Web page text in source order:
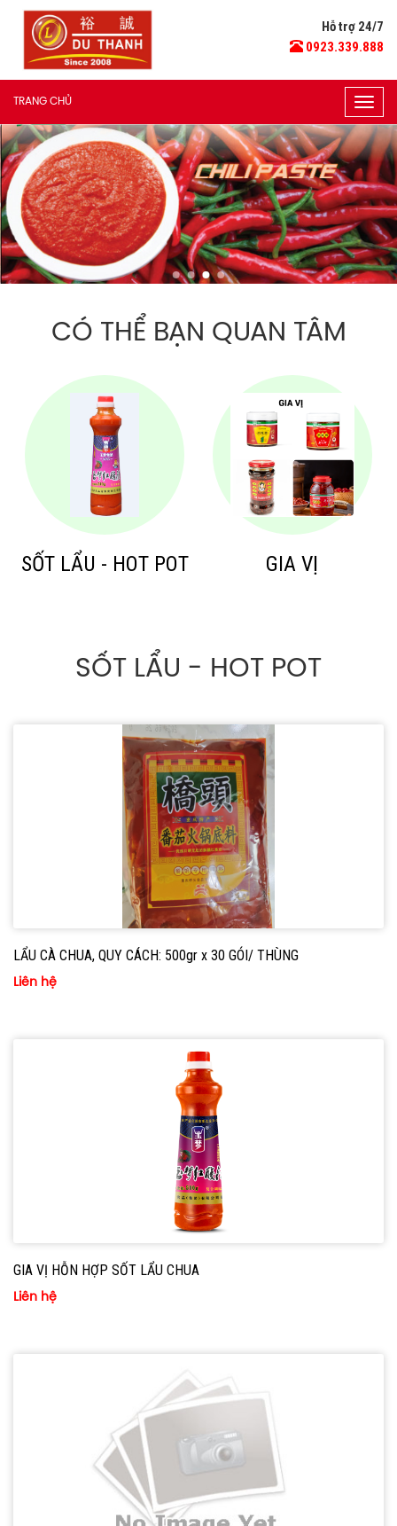
Hỗ trợ 24/7
0923.339.888
TRANG CHỦ
CÓ THỂ BẠN QUAN TÂM
SỐT LẨU - HOT POT GIA VỊ
SỐT LẨU - HOT POT
LẨU CÀ CHUA, QUY CÁCH: 500gr x 30 GÓI/ THÙNG
Liên hệ
GIA VỊ HỖN HỢP SỐT LẨU CHUA
Liên hệ